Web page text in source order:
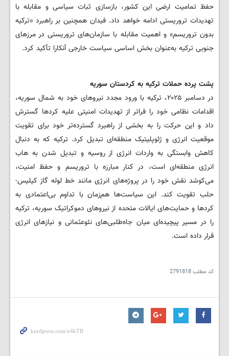
حفظ تمامیت ارضی این کشور، بازسازی ثبات سیاسی و مقابله با
تهدیدات تروریستی ادامه خواهد داد. فیدان همچنین بر راهبرد «ترکیه
بدون تروریسم» و اهمیت مقابله با سازمان‌های تروریستی در مرزهای
جنوبی ترکیه به‌عنوان بخش اساسی سیاست خارجی آنکارا تأکید کرد.
پشت پرده حملات ترکیه به کردستان سوریه
در دسامبر ۲۰۲۵، ترکیه با ورود مجدد نیروهای خود به شمال سوریه،
اقدامات نظامی خود را فراتر از تهدیدات امنیتی علیه کردها گسترش
داد و این حرکت را به بخشی از راهبرد گسترده‌تر خود برای تقویت
موقعیت انرژی و ژئوپلیتیک منطقه‌ای تبدیل کرد. ترکیه که به دنبال
کاهش وابستگی به واردات انرژی از روسیه و تبدیل شدن به هاب
انرژی منطقه‌ای است، در کنار مبارزه با تروریسم و حفظ امنیت،
می‌کوشد نقش خود را در پروژه‌های انرژی مانند خط لوله گاز کیلیس-
حلب تقویت کند. این سیاست‌ها هم‌زمان با تداوم بی‌اعتمادی به
کردها و حمایت‌های ایالات متحده از نیروهای دموکراتیک سوریه، ترکیه
را در مسیر پیچیده‌ای میان جاه‌طلبی‌های نئوعثمانی و نیازهای انرژی
قرار داده است.
کد مطلب2791818